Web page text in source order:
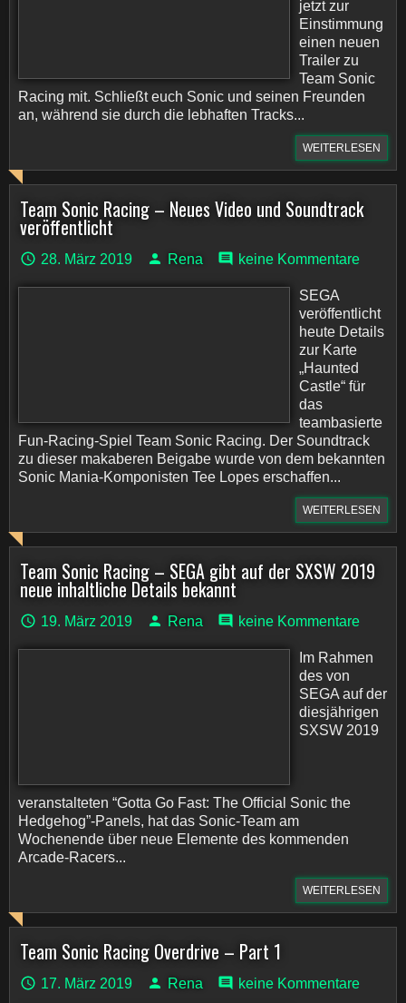
jetzt zur
Einstimmung
einen neuen
Trailer zu
Team Sonic
Racing mit. Schließt euch Sonic und seinen Freunden
an, während sie durch die lebhaften Tracks...
WEITERLESEN
Team Sonic Racing – Neues Video und Soundtrack
veröffentlicht
28. März 2019 Rena keine Kommentare
SEGA
veröffentlicht
heute Details
zur Karte
„Haunted
Castle“ für
das
teambasierte
Fun-Racing-Spiel Team Sonic Racing. Der Soundtrack
zu dieser makaberen Beigabe wurde von dem bekannten
Sonic Mania-Komponisten Tee Lopes erschaffen...
WEITERLESEN
Team Sonic Racing – SEGA gibt auf der SXSW 2019
neue inhaltliche Details bekannt
19. März 2019 Rena keine Kommentare
Im Rahmen
des von
SEGA auf der
diesjährigen
SXSW 2019
veranstalteten “Gotta Go Fast: The Official Sonic the
Hedgehog”-Panels, hat das Sonic-Team am
Wochenende über neue Elemente des kommenden
Arcade-Racers...
WEITERLESEN
Team Sonic Racing Overdrive – Part 1
17. März 2019 Rena keine Kommentare